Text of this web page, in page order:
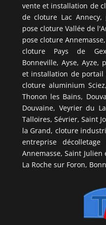
vente et installation de
de cloture Lac Annecy,
pose cloture Vallée de
pose cloture
cloture Pays de
Bonneville, Ayse, Ayze,
et installation de portail
cloture aluminium
Thonon les Bains,
Douvaine, Veyrier du
Talloires, Sévrier, Saint
la Grand, cloture
entreprise décolletage
Annemasse, Saint Julien
La Roche sur Foron,